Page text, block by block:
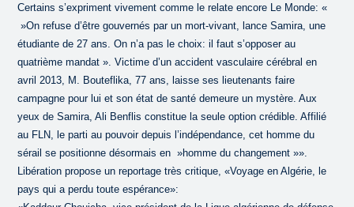
Certains s’expriment vivement comme le relate encore Le Monde: «
»On refuse d’être gouvernés par un mort-vivant, lance Samira, une
étudiante de 27 ans. On n’a pas le choix: il faut s’opposer au
quatrième mandat ». Victime d’un accident vasculaire cérébral en
avril 2013, M. Bouteflika, 77 ans, laisse ses lieutenants faire
campagne pour lui et son état de santé demeure un mystère. Aux
yeux de Samira, Ali Benflis constitue la seule option crédible. Affilié
au FLN, le parti au pouvoir depuis l’indépendance, cet homme du
sérail se positionne désormais en »homme du changement »».
Libération propose un reportage très critique, «Voyage en Algérie, le
pays qui a perdu toute espérance»: